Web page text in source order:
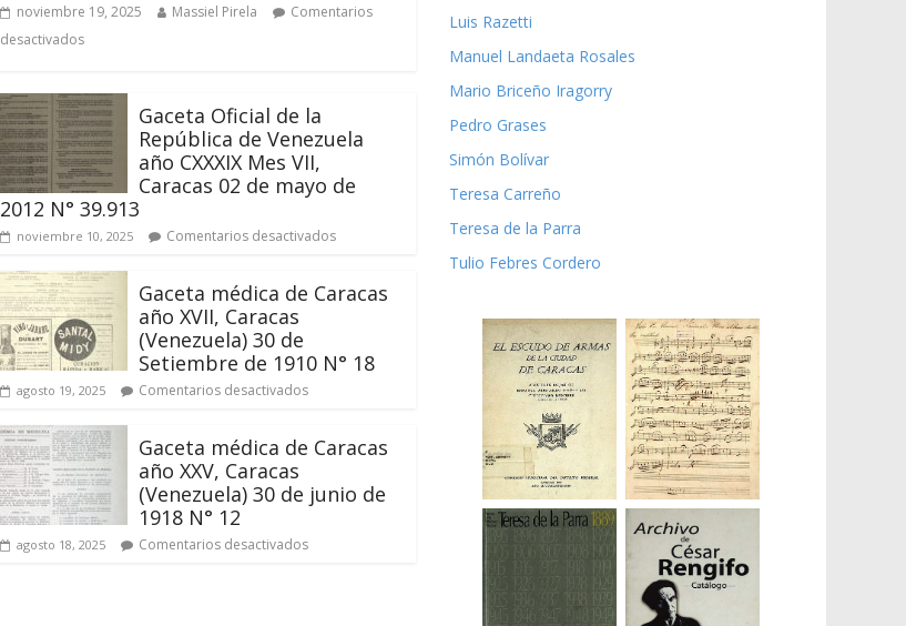
noviembre 19, 2025 Massiel Pirela
Comentarios
desactivados
Gaceta Oficial de la
República de Venezuela
año CXXXIX Mes VII,
Caracas 02 de mayo de
2012 N° 39.913
noviembre 10, 2025 Comentarios desactivados
Gaceta médica de Caracas
año XVII, Caracas
(Venezuela) 30 de
Setiembre de 1910 N° 18
agosto 19, 2025 Comentarios desactivados
Gaceta médica de Caracas
año XXV, Caracas
(Venezuela) 30 de junio de
1918 N° 12
agosto 18, 2025 Comentarios desactivados
Luis Razetti
Manuel Landaeta Rosales
Mario Briceño Iragorry
Pedro Grases
Simón Bolívar
Teresa Carreño
Teresa de la Parra
Tulio Febres Cordero